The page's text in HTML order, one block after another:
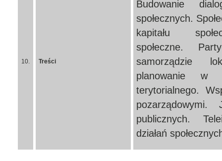
10. Treści
Budowanie
społecznych.
kapitału
społeczne.
samorządzie
planowanie w
terytorialnego.
pozarządowymi.
publicznych.
działań